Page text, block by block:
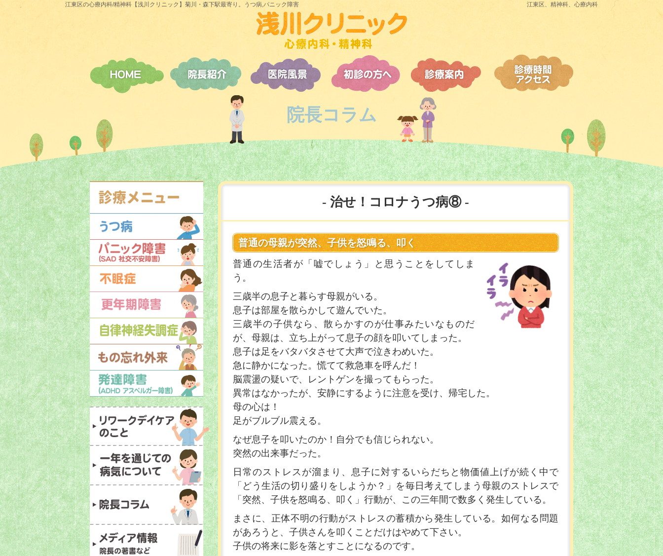
江東区の心療内科/精神科【浅川クリニック】菊川・森下駅最寄り。うつ病,パニック障害 江東区、精神科、心療内科
院長コラム
治せ！コロナうつ病⑧
普通の母親が突然、子供を怒鳴る、叩く
普通の生活者が「嘘でしょう」と思うことをしてしま
う。
三歳半の息子と暮らす母親がいる。
息子は部屋を散らかして遊んでいた。
三歳半の子供なら、散らかすのが仕事みたいなものだ
が、母親は、立ち上がって息子の顔を叩いてしまった。
息子は足をバタバタさせて大声で泣きわめいた。
急に静かになった。慌てて救急車を呼んだ！
脳震盪の疑いで、レントゲンを撮ってもらった。
異常はなかったが、安静にするように注意を受け、帰宅した。
母の心は！
足がブルブル震える。
なぜ息子を叩いたのか！自分でも信じられない。
突然の出来事だった。
日常のストレスが溜まり、息子に対するいらだちと物価値上げが続く中で
「どう生活の切り盛りをしようか？」を毎日考えてしまう母親のストレスで
「突然、子供を怒鳴る、叩く」行動が、この三年間で数多く発生している。
まさに、正体不明の行動がストレスの蓄積から発生している。如何なる問題
があろうと、子供さんを叩くことだけはやめて下さい。
子供の将来に影を落とすことになるのです。